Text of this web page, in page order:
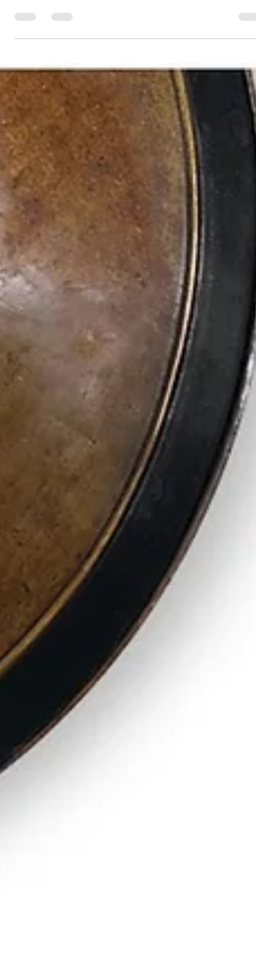
sessione internazionale di filosofia